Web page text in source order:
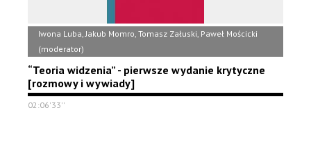
Iwona Luba, Jakub Momro, Tomasz Załuski, Paweł Mościcki
(moderator)
“Teoria widzenia” - pierwsze wydanie krytyczne
[rozmowy i wywiady]
02:06'33''